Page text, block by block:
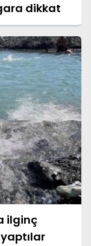
dikkat
ilginç